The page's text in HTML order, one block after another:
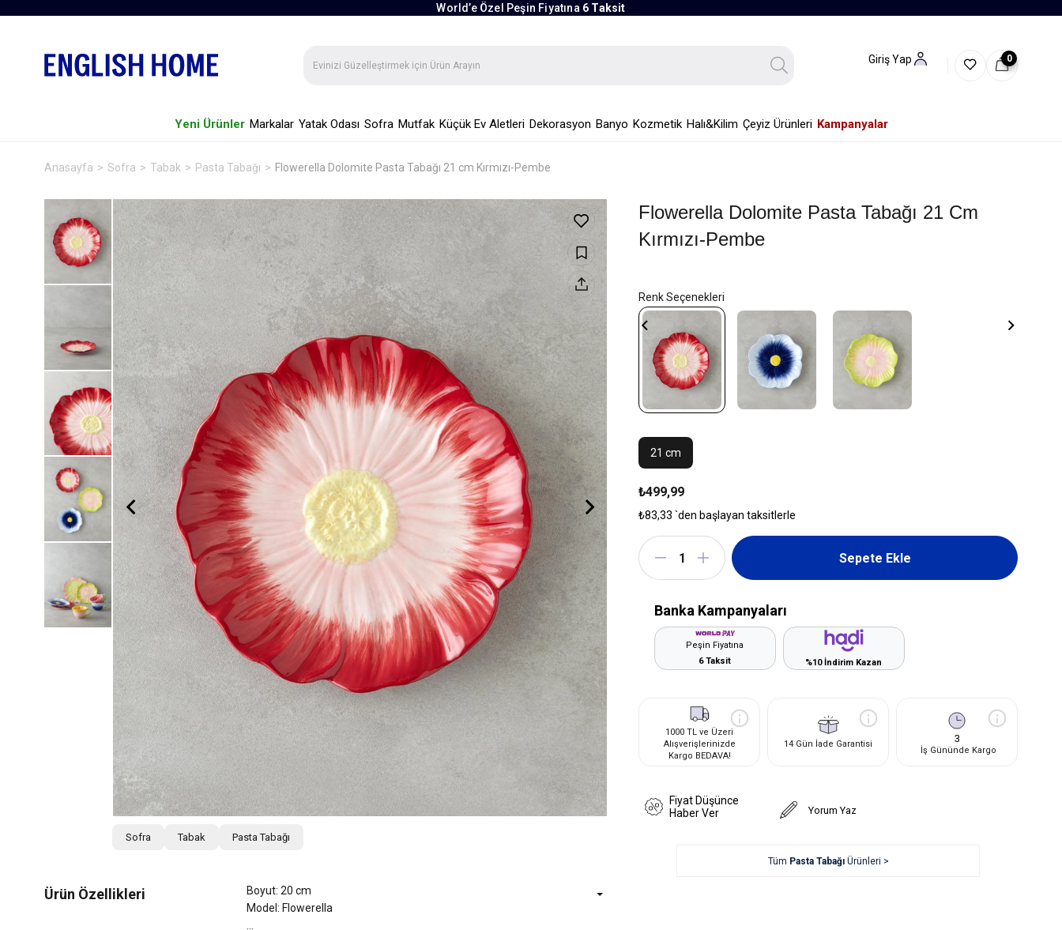
World’e Özel Peşin Fiyatına 6 Taksit
Giriş Yap 0
Yeni Ürünler Markalar Yatak Odası Sofra Mutfak Küçük Ev Aletleri Dekorasyon Banyo Kozmetik Halı&Kilim Çeyiz Ürünleri Kampanyalar
Anasayfa Sofra Tabak Pasta Tabağı Flowerella Dolomite Pasta Tabağı 21 cm Kırmızı-Pembe
Sofra Tabak Pasta Tabağı
Ürün Özellikleri
Boyut: 20 cm
Model: Flowerella
Flowerella Dolomite Pasta Tabağı 21 Cm
Kırmızı-Pembe
21 cm
₺499,99
₺83,33 `den başlayan taksitlerle
Banka Kampanyaları
Peşin Fiyatına
6 Taksit
%10 İndirim Kazan
1000 TL ve Üzeri
Alışverişlerinizde
Kargo BEDAVA!
14 Gün İade Garantisi 3
İş Gününde Kargo
Fiyat Düşünce
Haber Ver
Yorum Yaz
Tüm Pasta TabağıÜrünleri >